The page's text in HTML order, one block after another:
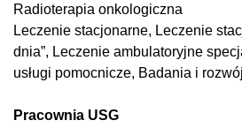
Radioterapia onkologiczna
Leczenie stacjonarne, Leczenie
dnia”, Leczenie ambulatoryjne
usługi pomocnicze, Badania i
Pracownia USG